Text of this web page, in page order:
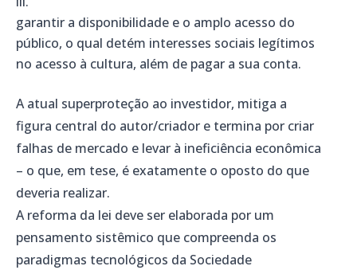
garantir a disponibilidade e o amplo acesso do
público, o qual detém interesses sociais legítimos
no acesso à cultura, além de pagar a sua conta.
A atual superproteção ao investidor, mitiga a
figura central do autor/criador e termina por criar
falhas de mercado e levar à ineficiência econômica
– o que, em tese, é exatamente o oposto do que
deveria realizar.
A reforma da lei deve ser elaborada por um
pensamento sistêmico que compreenda os
paradigmas tecnológicos da Sociedade